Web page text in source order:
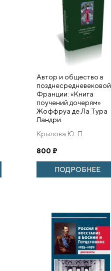
Автор и общество в
позднесредневековой
Франции: «Книга
поучений дочерям»
Жоффруа де Ла Тура
Ландри.
Крылова Ю. П.
800 ₽
ПОДРОБНЕЕ